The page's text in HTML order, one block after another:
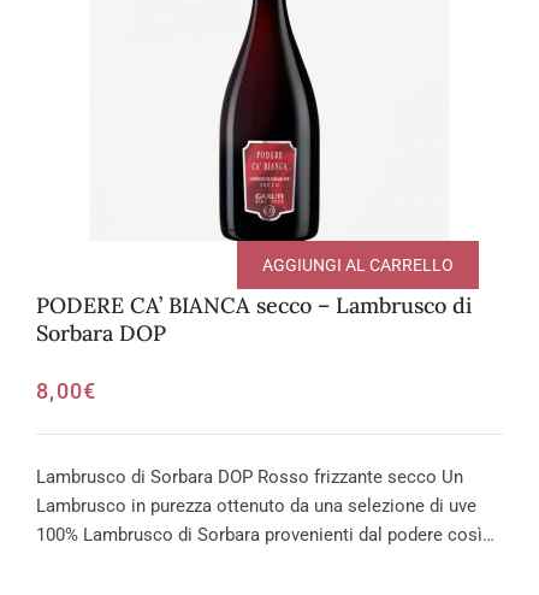
PODERE CA’ BIANCA secco – Lambrusco di
Sorbara DOP
8,00€
AGGIUNGI AL CARRELLO
Lambrusco di Sorbara DOP Rosso frizzante secco Un
Lambrusco in purezza ottenuto da una selezione di uve
100% Lambrusco di Sorbara provenienti dal podere così…